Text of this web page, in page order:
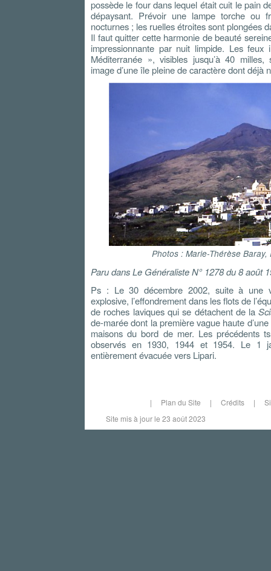
possède le four dans lequel était cuit le pain
dépaysant. Prévoir une lampe torche ou
nocturnes ; les ruelles étroites sont plongées
Il faut quitter cette harmonie de beauté
impressionnante par nuit limpide. Les
Méditerranée », visibles jusqu’à 40 milles,
image d’une île pleine de caractère dont déjà
Photos : Marie-Thérèse
Paru dans Le Généraliste N° 1278 du 8 août
Ps : Le 30 décembre 2002, suite à une
explosive, l’effondrement dans les flots de
de roches laviques qui se détachent de la
de-marée dont la première vague haute
maisons du bord de mer. Les précédents
observés en 1930, 1944 et 1954. Le 1
entièrement évacuée vers Lipari.
| Plan du Site | Crédits |
Site mis à jour le 23 août 2023